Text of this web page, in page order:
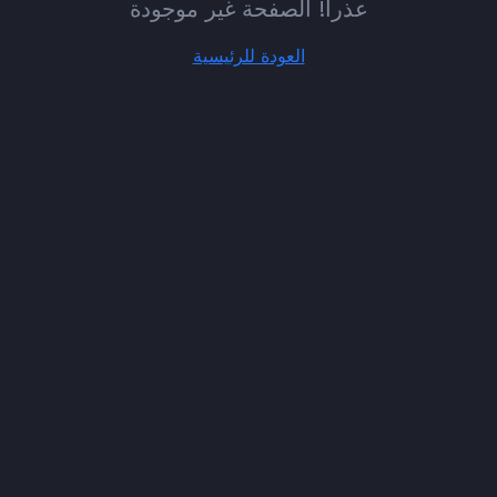
عذراً! الصفحة غير موجودة
العودة للرئيسية